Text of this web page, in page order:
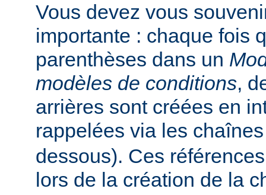
Vous devez vous
importante : chaque fois
parenthèses dans un
modèles de conditions,
arrières sont créées en
rappelées via les
dessous). Ces
lors de la création de la